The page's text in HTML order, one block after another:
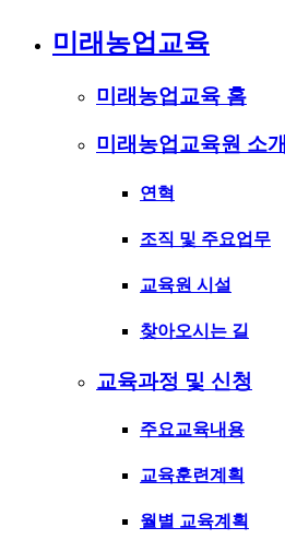
미래농업교육
미래농업교육 홈
미래농업교육원 소개
연혁
조직 및 주요업무
교육원 시설
찾아오시는 길
교육과정 및 신청
주요교육내용
교육훈련계획
월별 교육계획